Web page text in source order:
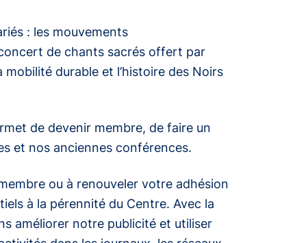
: les mouvements
de chants sacrés offert par
durable et l’histoire des Noirs
de devenir membre, de faire un
et nos anciennes conférences.
ou à renouveler votre adhésion
à la pérennité du Centre. Avec la
améliorer notre publicité et utiliser